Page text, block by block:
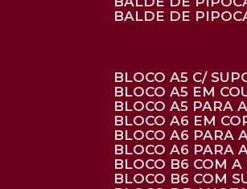
BALDE DE
BLOCO A5 C/
BLOCO A5 EM
BLOCO A5 PARA
BLOCO A6 EM
BLOCO A6 PARA
BLOCO A6
BLOCO B6 COM
BLOCO B6 COM